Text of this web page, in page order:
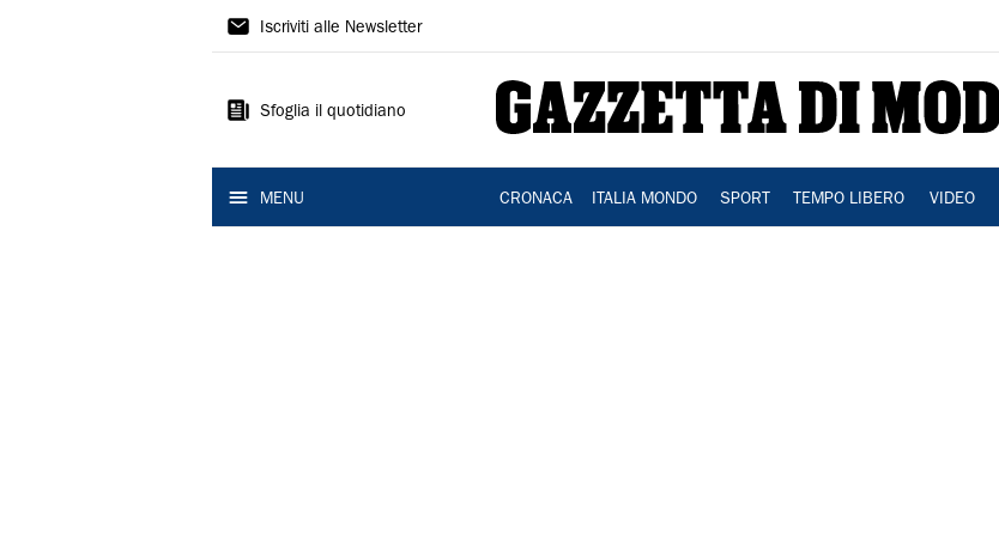
Gazzetta
Modena
Iscriviti alle Newsletter
Sfoglia il quotidiano
MENU CRONACA ITALIA MONDO SPORT TEMPO LIBERO VIDEO